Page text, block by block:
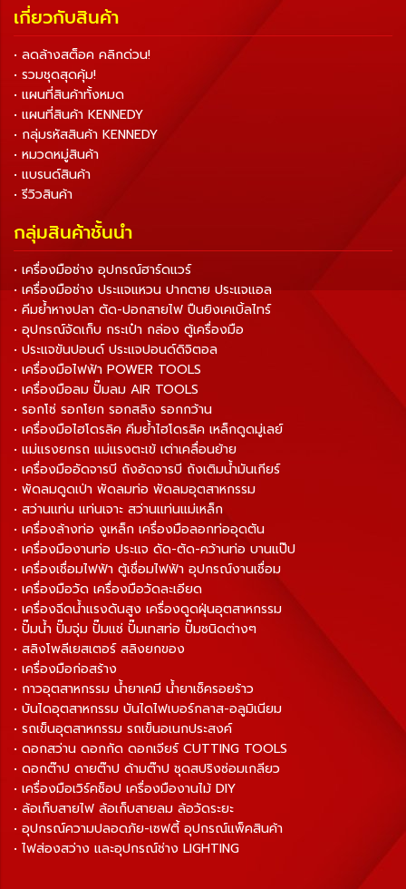
เกี่ยวกับสินค้า
• ลดล้างสต็อค คลิกด่วน!
• รวมชุดสุดคุ้ม!
• แผนที่สินค้าทั้งหมด
• แผนที่สินค้า KENNEDY
• กลุ่มรหัสสินค้า KENNEDY
• หมวดหมู่สินค้า
• แบรนด์สินค้า
• รีวิวสินค้า
กลุ่มสินค้าชั้นนำ
• เครื่องมือช่าง อุปกรณ์ฮาร์ดแวร์
• เครื่องมือช่าง ประแจแหวน ปากตาย ประแจแอล
• คีมย้ำหางปลา ตัด-ปอกสายไฟ ปืนยิงเคเบิ้ลไทร์
• อุปกรณ์จัดเก็บ กระเป๋า กล่อง ตู้เครื่องมือ
• ประแจขันปอนด์ ประแจปอนด์ดิจิตอล
• เครื่องมือไฟฟ้า POWER TOOLS
• เครื่องมือลม ปั๊มลม AIR TOOLS
• รอกโซ่ รอกโยก รอกสลิง รอกกว้าน
• เครื่องมือไฮโดรลิค คีมย้ำไฮโดรลิค เหล็กดูดมู่เลย์
• แม่แรงยกรถ แม่แรงตะเข้ เต่าเคลื่อนย้าย
• เครื่องมืออัดจารบี ถังอัดจารบี ถังเติมน้ำมันเกียร์
• พัดลมดูดเป่า พัดลมท่อ พัดลมอุตสาหกรรม
• สว่านแท่น แท่นเจาะ สว่านแท่นแม่เหล็ก
• เครื่องล้างท่อ งูเหล็ก เครื่องมือลอกท่ออุดตัน
• เครื่องมืองานท่อ ประแจ ดัด-ตัด-คว้านท่อ บานแป๊ป
• เครื่องเชื่อมไฟฟ้า ตู้เชื่อมไฟฟ้า อุปกรณ์งานเชื่อม
• เครื่องมือวัด เครื่องมือวัดละเอียด
• เครื่องฉีดน้ำแรงดันสูง เครื่องดูดฝุ่นอุตสาหกรรม
• ปั๊มน้ำ ปั๊มจุ่ม ปั๊มแช่ ปั๊มเทสท่อ ปั๊มชนิดต่างๆ
• สลิงโพลีเยสเตอร์ สลิงยกของ
• เครื่องมือก่อสร้าง
• กาวอุตสาหกรรม น้ำยาเคมี น้ำยาเช็ครอยร้าว
• บันไดอุตสาหกรรม บันไดไฟเบอร์กลาส-อลูมิเนียม
• รถเข็นอุตสาหกรรม รถเข็นอเนกประสงค์
• ดอกสว่าน ดอกกัด ดอกเจียร์ CUTTING TOOLS
• ดอกต๊าป ดายต๊าป ด้ามต๊าป ชุดสปริงซ่อมเกลียว
• เครื่องมือเวิร์คช็อป เครื่องมืองานไม้ DIY
• ล้อเก็บสายไฟ ล้อเก็บสายลม ล้อวัดระยะ
• อุปกรณ์ความปลอดภัย-เซฟตี้ อุปกรณ์แพ็คสินค้า
• ไฟส่องสว่าง และอุปกรณ์ช่าง LIGHTING